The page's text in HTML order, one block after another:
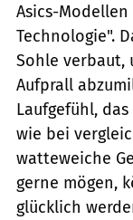
Asics-
Technologie".
Sohle verbaut,
Aufprall
Laufgefühl,
wie bei
watteweiche
gerne mögen,
glücklich